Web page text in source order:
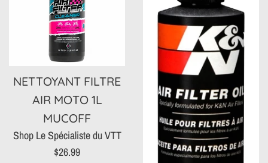
NETTOYANT FILTRE
AIR MOTO 1L
MUCOFF
Shop Le Spécialiste du VTT
Prix
$26.99